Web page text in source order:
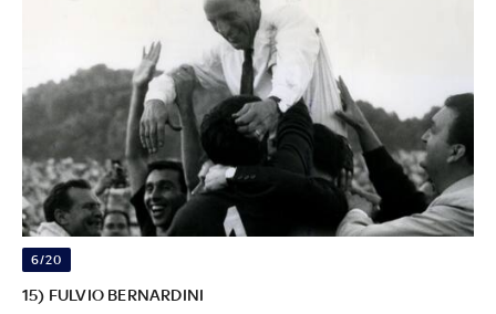
6/20
15) FULVIO BERNARDINI